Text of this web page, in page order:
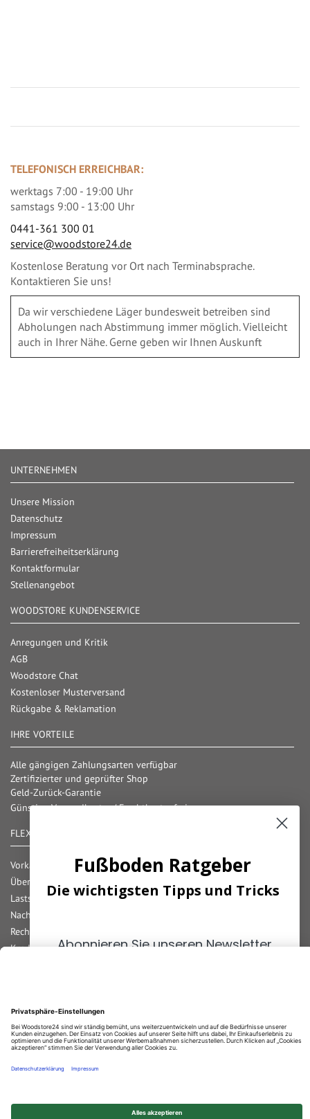
TELEFONISCH ERREICHBAR:
werktags 7:00 - 19:00 Uhr
samstags 9:00 - 13:00 Uhr
0441-361 300 01
service@woodstore24.de
Kostenlose Beratung vor Ort nach Terminabsprache.
Kontaktieren Sie uns!
Da wir verschiedene Läger bundesweit betreiben sind
Abholungen nach Abstimmung immer möglich. Vielleicht
auch in Ihrer Nähe. Gerne geben wir Ihnen Auskunft
UNTERNEHMEN
Unsere Mission
Datenschutz
Impressum
Barrierefreiheitserklärung
Kontaktformular
Stellenangebot
WOODSTORE KUNDENSERVICE
Anregungen und Kritik
AGB
Woodstore Chat
Kostenloser Musterversand
Rückgabe & Reklamation
IHRE VORTEILE
Alle gängigen Zahlungsarten verfügbar
Zertifizierter und geprüfter Shop
Geld-Zurück-Garantie
Günstige Versandkosten/ Frachtkostenfreigrenzen
FLEXIBLE ZAHLUNG
Vorkasse
Überweisung
Lastschrift
Nachnahme
Rechnung
Kreditkarte
Durchschnittliche Bewertung von
Fußboden Ratgeber
Die wichtigsten Tipps und Tricks
Abonnieren Sie unseren Newsletter
ANMELDEN